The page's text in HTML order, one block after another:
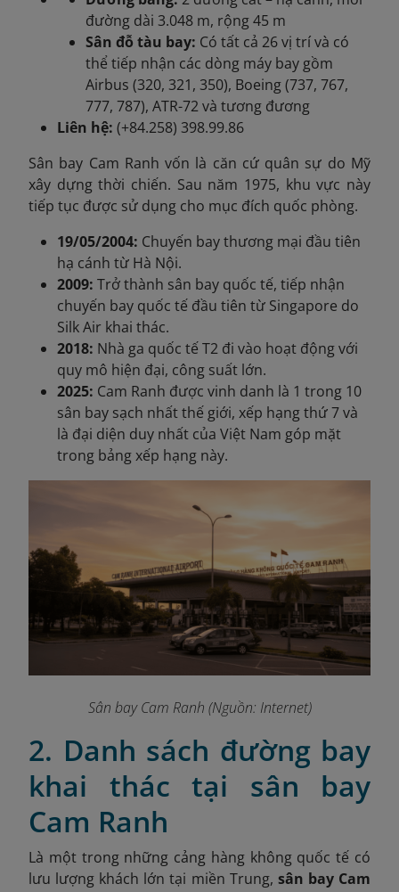
đường dài 3.048 m, rộng 45 m
Sân đỗ tàu bay: Có tất cả 26 vị trí và có
thể tiếp nhận các dòng máy bay gồm
Airbus (320, 321, 350), Boeing (737, 767,
777, 787), ATR-72 và tương đương
Liên hệ: (+84.258) 398.99.86
Sân bay Cam Ranh vốn là căn cứ quân sự do Mỹ
xây dựng thời chiến. Sau năm 1975, khu vực này
tiếp tục được sử dụng cho mục đích quốc phòng.
19/05/2004: Chuyến bay thương mại đầu tiên
hạ cánh từ Hà Nội.
2009: Trở thành sân bay quốc tế, tiếp nhận
chuyến bay quốc tế đầu tiên từ Singapore do
Silk Air khai thác.
2018: Nhà ga quốc tế T2 đi vào hoạt động với
quy mô hiện đại, công suất lớn.
2025: Cam Ranh được vinh danh là 1 trong 10
sân bay sạch nhất thế giới, xếp hạng thứ 7 và
là đại diện duy nhất của Việt Nam góp mặt
trong bảng xếp hạng này.
Sân bay Cam Ranh (Nguồn: Internet)
2. Danh sách đường bay
khai thác tại sân bay
Cam Ranh
Là một trong những cảng hàng không quốc tế có
lưu lượng khách lớn tại miền Trung, sân bay Cam